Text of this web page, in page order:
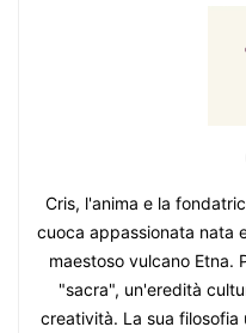
Cris, l'anima e la
cuoca appassionata nata
maestoso vulcano Etna.
"sacra", un'eredità
creatività. La sua